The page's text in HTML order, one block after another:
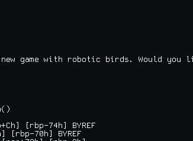
game with robotic birds. Would you
[rbp-74h] BYREF
[rbp-70h] BYREF